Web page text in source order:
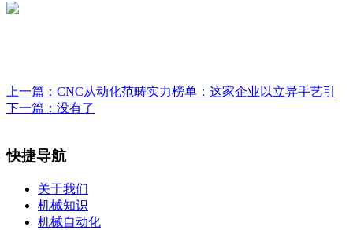
上一篇： CNC从动化范畴实力榜单：这家企业以立异手艺引
下一篇：没有了
快捷导航
关于我们
机械知识
机械自动化